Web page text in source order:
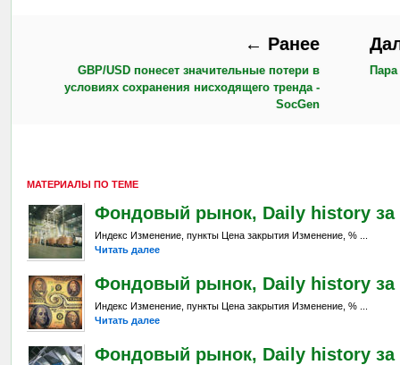
← Ранее
GBP/USD понесет значительные потери в
условиях сохранения нисходящего тренда -
SocGen
Пара
МАТЕРИАЛЫ ПО ТЕМЕ
Фондовый рынок, Daily history за
Индекс Изменение, пункты Цена закрытия Изменение, % ...
Читать далее
Фондовый рынок, Daily history за
Индекс Изменение, пункты Цена закрытия Изменение, % ...
Читать далее
Фондовый рынок, Daily history за